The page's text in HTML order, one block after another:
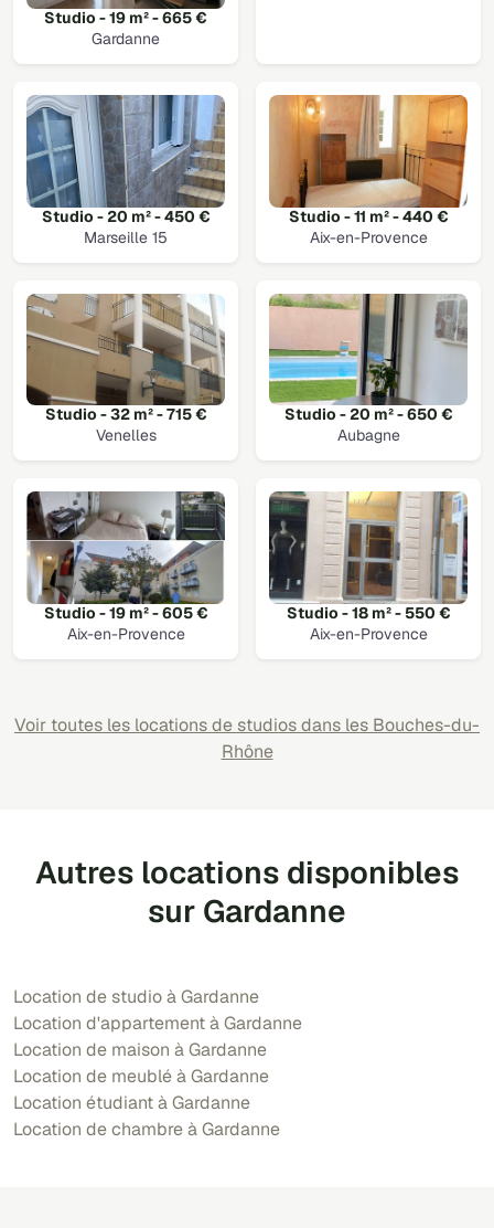
Studio - 19 m² - 665 €
Gardanne
Studio - 20 m² - 450 €
Marseille 15
Studio - 11 m² - 440 €
Aix-en-Provence
Studio - 32 m² - 715 €
Venelles
Studio - 20 m² - 650 €
Aubagne
Studio - 19 m² - 605 €
Aix-en-Provence
Studio - 18 m² - 550 €
Aix-en-Provence
Voir toutes les locations de studios dans les Bouches-du-
Rhône
Autres locations disponibles
sur Gardanne
Location de studio à Gardanne
Location d'appartement à Gardanne
Location de maison à Gardanne
Location de meublé à Gardanne
Location étudiant à Gardanne
Location de chambre à Gardanne